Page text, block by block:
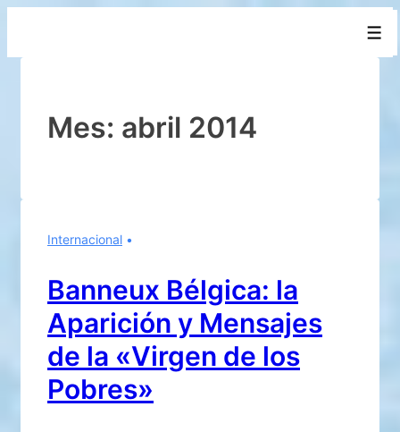
principalMes: abril 2014
Internacional
Banneux Bélgica: la
Aparición y Mensajes
de la «Virgen de los
Pobres»